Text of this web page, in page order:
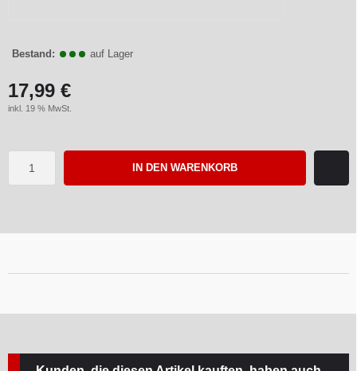
Bestand: auf Lager
17,99 €
inkl. 19 % MwSt.
IN DEN WARENKORB